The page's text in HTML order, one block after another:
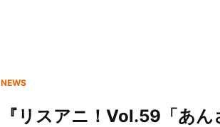
NEWS
『リスアニ！Vol.59「あ